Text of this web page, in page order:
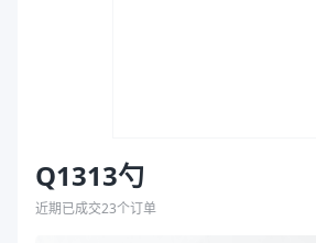
Q1313勺
近期已成交23个订单